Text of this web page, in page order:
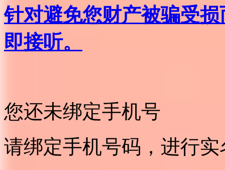
针对避免您财产被骗受
即接听。
您还未绑定手机号
请绑定手机号码，进行